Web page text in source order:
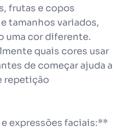
frutas e copos
tamanhos variados,
uma cor diferente.
quais cores usar
de começar ajuda a
repetição
expressões faciais:**